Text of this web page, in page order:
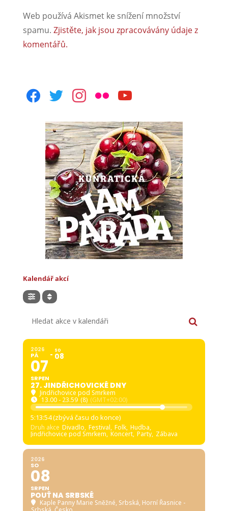
Web používá Akismet ke snížení množství
spamu. Zjistěte, jak jsou zpracovávány údaje z
komentářů.
facebooktwitterinstagram
flickr youtube
Kalendář akcí
2026
PÁ
07
SRPEN
SO
08
27. JINDŘICHOVICKÉ DNY
Jindřichovice pod Smrkem
13.00 - 23.59 (8) (GMT+02:00)
5:13:53 (zbývá času do konce)
Druh akce Divadlo, Festival, Folk, Hudba,
Jindřichovice pod Smrkem, Koncert, Party, Zábava
2026
SO
08
SRPEN
POUŤ NA SRBSKÉ
Kaple Panny Marie Sněžné, Srbská, Horní Řasnice -